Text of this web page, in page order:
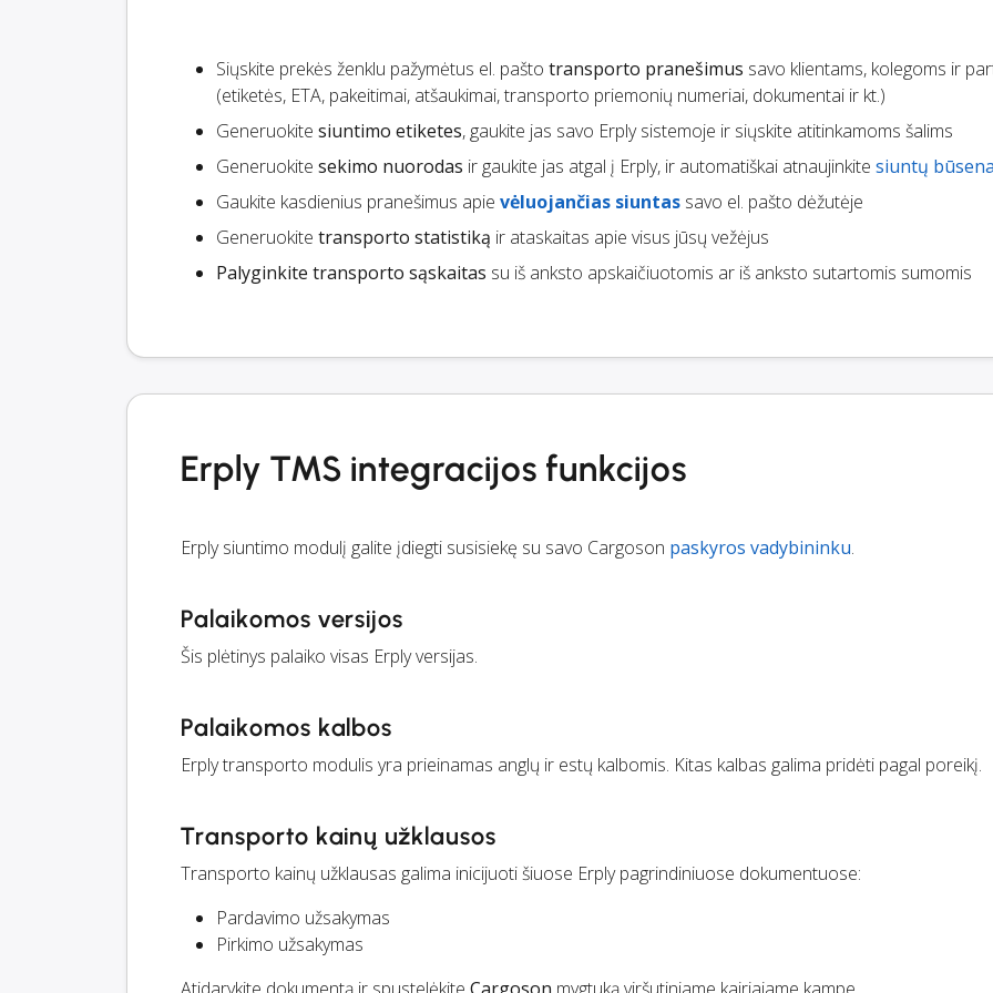
Siųskite prekės ženklu pažymėtus el. pašto transporto pranešimus savo klientams, kolegoms ir
(etiketės, ETA, pakeitimai, atšaukimai, transporto priemonių numeriai, dokumentai ir kt.)
Generuokite siuntimo etiketes, gaukite jas savo Erply sistemoje ir siųskite atitinkamoms šalims
Generuokite sekimo nuorodas ir gaukite jas atgal į Erply, ir automatiškai atnaujinkite siuntų
Gaukite kasdienius pranešimus apie vėluojančias siuntas savo el. pašto dėžutėje
Generuokite transporto statistiką ir ataskaitas apie visus jūsų vežėjus
Palyginkite transporto sąskaitas su iš anksto apskaičiuotomis ar iš anksto sutartomis sumomis
Erply TMS integracijos funkcijos
Erply siuntimo modulį galite įdiegti susisiekę su savo Cargoson paskyros vadybininku.
Palaikomos versijos
Šis plėtinys palaiko visas Erply versijas.
Palaikomos kalbos
Erply transporto modulis yra prieinamas anglų ir estų kalbomis. Kitas kalbas galima pridėti pagal poreikį.
Transporto kainų užklausos
Transporto kainų užklausas galima inicijuoti šiuose Erply pagrindiniuose dokumentuose:
Pardavimo užsakymas
Pirkimo užsakymas